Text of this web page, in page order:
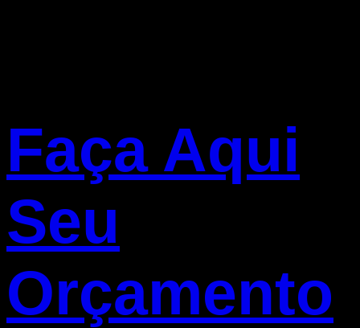
Faça Aqui
Seu
Orçamento